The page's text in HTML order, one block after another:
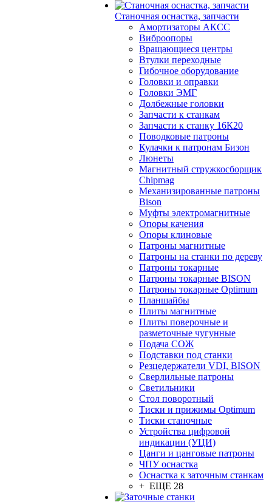
Станочная оснастка, запчасти
Амортизаторы АКСС
Виброопоры
Вращающиеся центры
Втулки переходные
Гибочное оборудование
Головки и оправки
Головки ЭМГ
Долбежные головки
Запчасти к станкам
Запчасти к станку 16К20
Поводковые патроны
Кулачки к патронам Бизон
Люнеты
Магнитный стружкосборщик
Chipmag
Механизированные патроны
Bison
Муфты электромагнитные
Опоры качения
Опоры клиновые
Патроны магнитные
Патроны на станки по дереву
Патроны токарные
Патроны токарные BISON
Патроны токарные Optimum
Планшайбы
Плиты магнитные
Плиты поверочные и
разметочные чугунные
Подача СОЖ
Подставки под станки
Резцедержатели VDI, BISON
Сверлильные патроны
Светильники
Стол поворотный
Тиски и прижимы Optimum
Тиски станочные
Устройства цифровой
индикации (УЦИ)
Цанги и цанговые патроны
ЧПУ оснастка
Оснастка к заточным станкам
+ ЕЩЕ 28